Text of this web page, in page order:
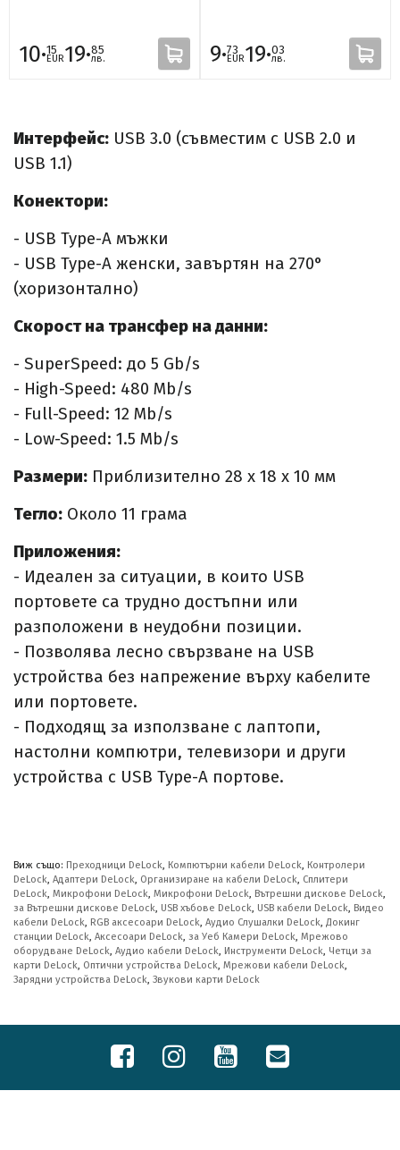
10·15
EUR19·85
лв. 9·73
EUR19·03
лв.
Интерфейс: USB 3.0 (съвместим с USB 2.0 и
USB 1.1)
Конектори:
- USB Type-A мъжки
- USB Type-A женски, завъртян на 270°
(хоризонтално)
Скорост на трансфер на данни:
- SuperSpeed: до 5 Gb/s
- High-Speed: 480 Mb/s
- Full-Speed: 12 Mb/s
- Low-Speed: 1.5 Mb/s
Размери: Приблизително 28 x 18 x 10 мм
Тегло: Около 11 грама​
Приложения:
- Идеален за ситуации, в които USB
портовете са трудно достъпни или
разположени в неудобни позиции.
- Позволява лесно свързване на USB
устройства без напрежение върху кабелите
или портовете.
- Подходящ за използване с лаптопи,
настолни компютри, телевизори и други
устройства с USB Type-A портове.​
Виж също: Преходници DeLock, Компютърни кабели DeLock, Контролери
DeLock, Адаптери DeLock, Организиране на кабели DeLock, Сплитери
DeLock, Микрофони DeLock, Микрофони DeLock, Вътрешни дискове DeLock,
за Вътрешни дискове DeLock, USB хъбове DeLock, USB кабели DeLock, Видео
кабели DeLock, RGB аксесоари DeLock, Аудио Слушалки DeLock, Докинг
станции DeLock, Аксесоари DeLock, за Уеб Камери DeLock, Мрежово
оборудване DeLock, Аудио кабели DeLock, Инструменти DeLock, Четци за
карти DeLock, Оптични устройства DeLock, Мрежови кабели DeLock,
Зарядни устройства DeLock, Звукови карти DeLock